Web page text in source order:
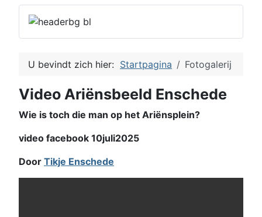
U bevindt zich hier: Startpagina Fotogalerij
Video Ariënsbeeld Enschede
Wie is toch die man op het Ariënsplein?
video facebook 10juli2025
Door Tikje Enschede